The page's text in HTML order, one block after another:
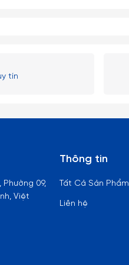
tín
Phường 09,
Việt
Thông tin
Tất Cả Sản Phẩm
Liên hệ